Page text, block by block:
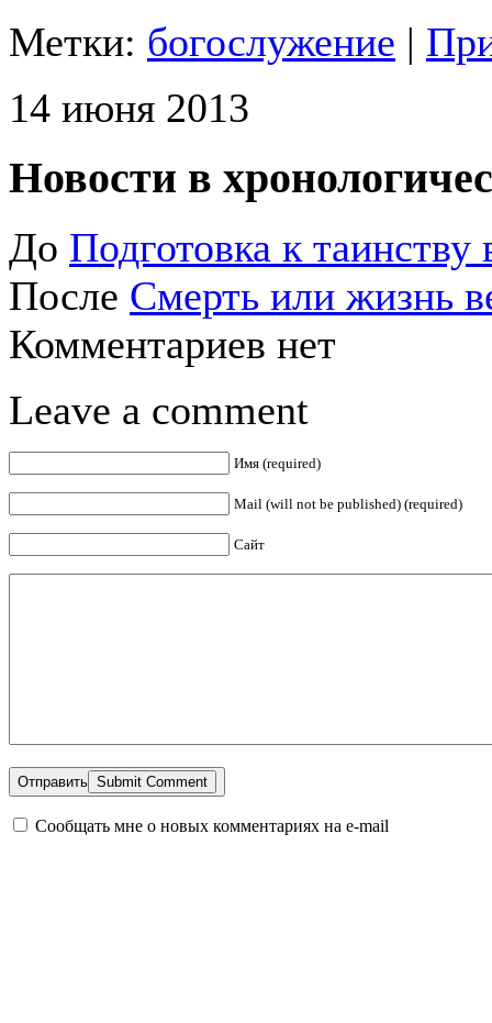
Метки: богослужение |
14 июня 2013
Новости в
До Подготовка к таинству
После Смерть или жизнь
Комментариев нет
Leave a comment
Имя (required)
Mail (will not be published) (required)
Сайт
Отправить
Сообщать мне о новых комментариях на e-mail